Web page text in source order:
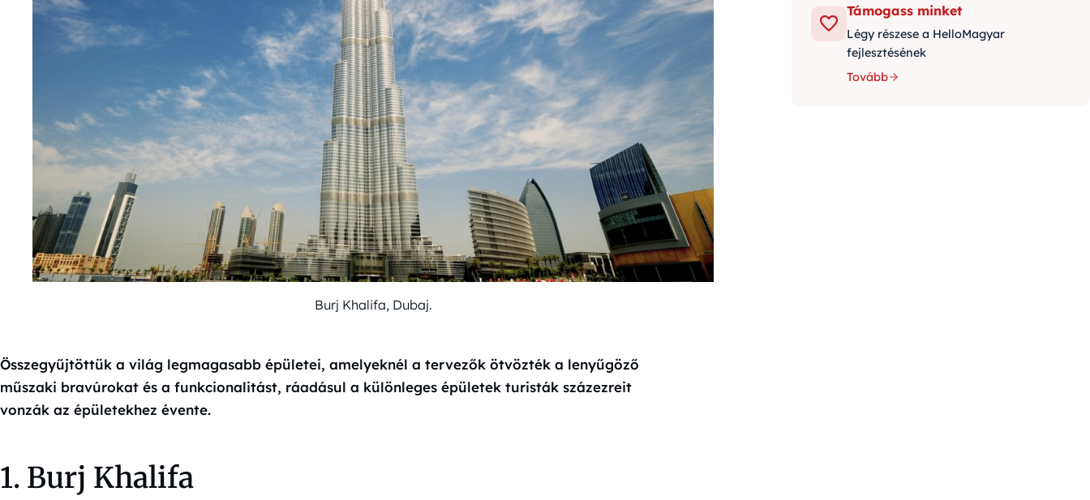
Burj Khalifa, Dubaj.
Összegyűjtöttük a világ legmagasabb épületei, amelyeknél a tervezők ötvözték a lenyűgöző
műszaki bravúrokat és a funkcionalitást, ráadásul a különleges épületek turisták százezreit
vonzák az épületekhez évente.
1. Burj Khalifa
Támogass minket
Légy részese a HelloMagyar
fejlesztésének
Tovább